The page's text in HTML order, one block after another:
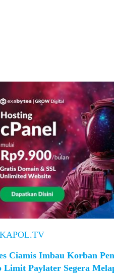
KAPOL.TV
Ciamis Imbau Korban
Limit Paylater Segera